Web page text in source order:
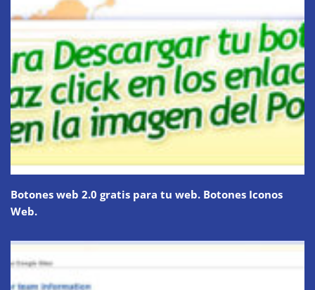
Botones web 2.0 gratis para tu web. Botones Iconos
Web.